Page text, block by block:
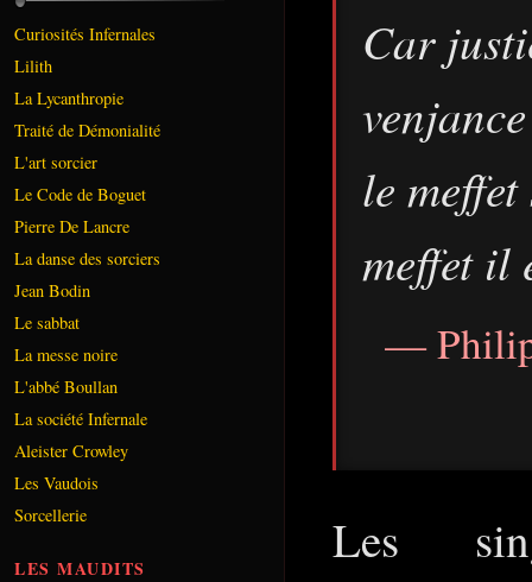
Curiosités Infernales
Lilith
La Lycanthropie
Traité de Démonialité
L'art sorcier
Le Code de Boguet
Pierre De Lancre
La danse des sorciers
Jean Bodin
Le sabbat
La messe noire
L'abbé Boullan
La société Infernale
Aleister Crowley
Les Vaudois
Sorcellerie
LES MAUDITS
Car
le
meffet il
—
Les